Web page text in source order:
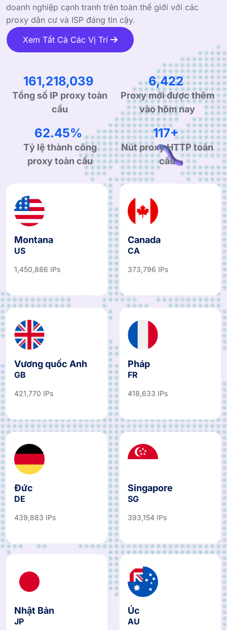
doanh nghiệp cạnh tranh trên toàn thế giới với các
proxy dân cư và ISP đáng tin cậy.
Xem Tất Cả Các Vị Trí
257,889,917
Tổng số IP proxy toàn
cầu
10,273
Proxy mới được thêm
vào hôm nay
99.90%
Tỷ lệ thành công
proxy toàn cầu
190+
Nút proxy HTTP toàn
cầu
Montana
US
1,450,886 IPs
Canada
CA
373,796 IPs
Vương quốc Anh
GB
421,770 IPs
Pháp
FR
418,633 IPs
Đức
DE
439,883 IPs
Singapore
SG
393,154 IPs
Nhật Bản
JP
Úc
AU